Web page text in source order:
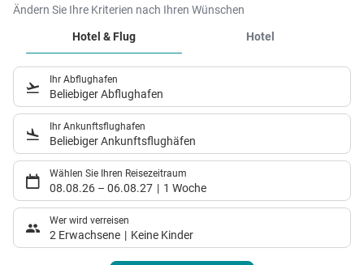
Ändern Sie Ihre Kriterien nach Ihren Wünschen
Hotel & Flug
Hotel
Ihr Abflughafen
Beliebiger Abflughafen
Ihr Ankunftsflughafen
Beliebiger Ankunftsflughäfen
Wählen Sie Ihren Reisezeitraum
08.08.26 – 06.08.27 1 Woche
Wer wird verreisen
2 Erwachsene Keine Kinder